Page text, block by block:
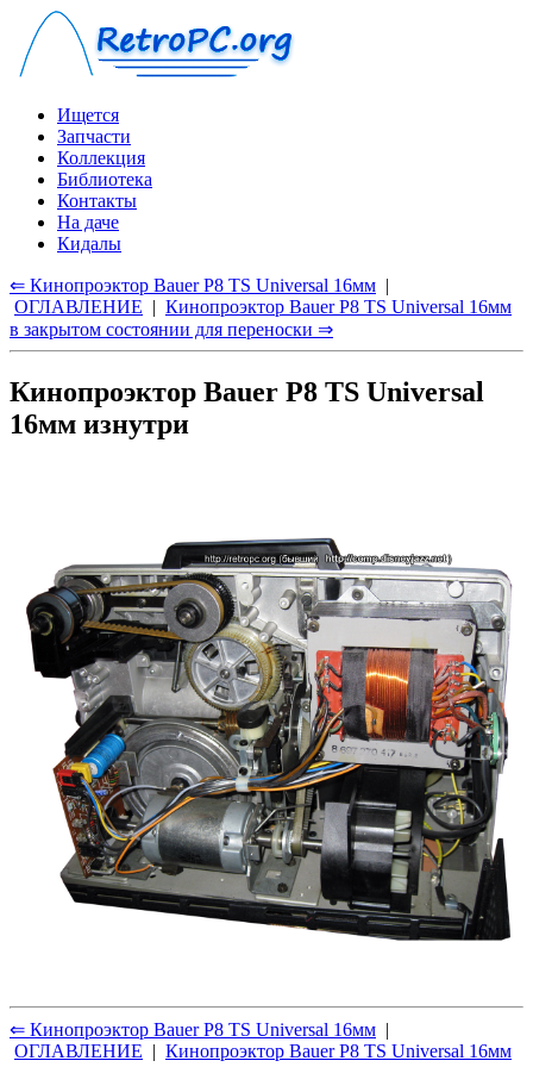
Ищется
Запчасти
Коллекция
Библиотека
Контакты
На даче
Кидалы
⇐ Кинопроэктор Bauer P8 TS Universal 16мм |
ОГЛАВЛЕНИЕ | Кинопроэктор Bauer P8 TS Universal 16мм
в закрытом состоянии для переноски ⇒
Кинопроэктор Bauer P8 TS Universal
16мм изнутри
⇐ Кинопроэктор Bauer P8 TS Universal 16мм |
ОГЛАВЛЕНИЕ | Кинопроэктор Bauer P8 TS Universal 16мм